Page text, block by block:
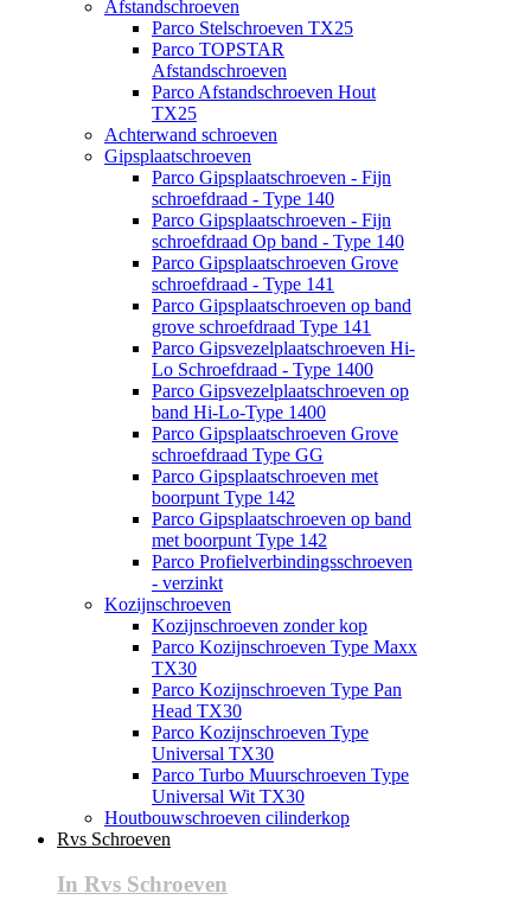
Afstandschroeven
Parco Stelschroeven TX25
Parco TOPSTAR
Afstandschroeven
Parco Afstandschroeven Hout
TX25
Achterwand schroeven
Gipsplaatschroeven
Parco Gipsplaatschroeven - Fijn
schroefdraad - Type 140
Parco Gipsplaatschroeven - Fijn
schroefdraad Op band - Type 140
Parco Gipsplaatschroeven Grove
schroefdraad - Type 141
Parco Gipsplaatschroeven op band
grove schroefdraad Type 141
Parco Gipsvezelplaatschroeven Hi-
Lo Schroefdraad - Type 1400
Parco Gipsvezelplaatschroeven op
band Hi-Lo-Type 1400
Parco Gipsplaatschroeven Grove
schroefdraad Type GG
Parco Gipsplaatschroeven met
boorpunt Type 142
Parco Gipsplaatschroeven op band
met boorpunt Type 142
Parco Profielverbindingsschroeven
- verzinkt
Kozijnschroeven
Kozijnschroeven zonder kop
Parco Kozijnschroeven Type Maxx
TX30
Parco Kozijnschroeven Type Pan
Head TX30
Parco Kozijnschroeven Type
Universal TX30
Parco Turbo Muurschroeven Type
Universal Wit TX30
Houtbouwschroeven cilinderkop
Rvs Schroeven
In Rvs Schroeven